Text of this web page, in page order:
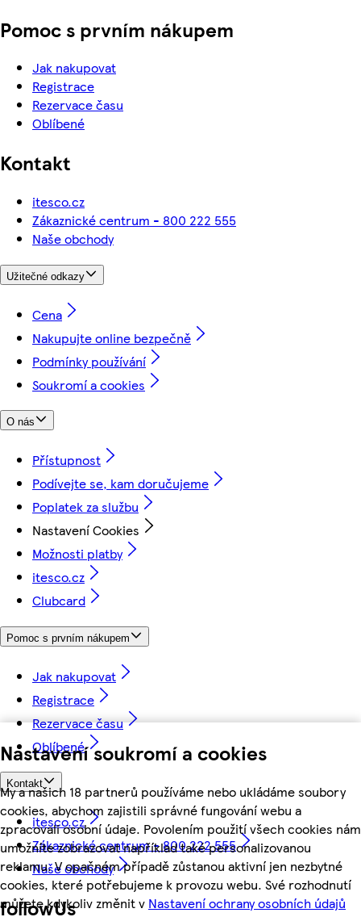
Nastavení soukromí a cookies
My a našich 18 partnerů používáme nebo ukládáme soubory
cookies, abychom zajistili správné fungování webu a
zpracovali osobní údaje. Povolením použití všech cookies nám
umožníte zobrazovat například také personalizovanou
reklamu. V opačném případě zůstanou aktivní jen nezbytné
cookies, které potřebujeme k provozu webu. Své rozhodnutí
můžete kdykoliv změnit v Nastavení ochrany osobních údajů
Pomoc s prvním nákupem
Jak nakupovat
Registrace
Rezervace času
Oblíbené
Kontakt
itesco.cz
Zákaznické centrum - 800 222 555
Naše obchody
Užitečné odkazy
Cena
Nakupujte online bezpečně
Podmínky používání
Soukromí a cookies
O nás
Přístupnost
Podívejte se, kam doručujeme
Poplatek za službu
Nastavení Cookies
Možnosti platby
itesco.cz
Clubcard
Pomoc s prvním nákupem
Jak nakupovat
Registrace
Rezervace času
Oblíbené
Kontakt
itesco.cz
Zákaznické centrum - 800 222 555
Naše obchody
followUs